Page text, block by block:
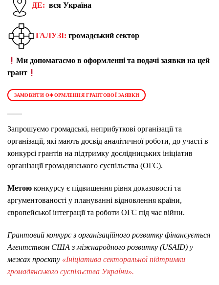
ДЕ: вся Україна
ГАЛУЗІ: громадський сектор
Ми допомагаємо в оформленні та подачі заявки на цей
грант
ЗАМОВИТИ ОФОРМЛЕННЯ ГРАНТОВОЇ ЗАЯВКИ
Запрошуємо громадські, неприбуткові організації та
організації, які мають досвід аналітичної роботи, до участі в
конкурсі грантів на підтримку дослідницьких ініціатив
організації громадянського суспільства (ОГС).
Метою конкурсу є підвищення рівня доказовості та
аргументованості у плануванні відновлення країни,
європейської інтеграції та роботи ОГС під час війни.
Грантовий конкурс з організаційного розвитку фінансується
Агентством США з міжнародного розвитку (USAID) у
межах проєкту «Ініціатива секторальної підтримки
громадянського суспільства України».